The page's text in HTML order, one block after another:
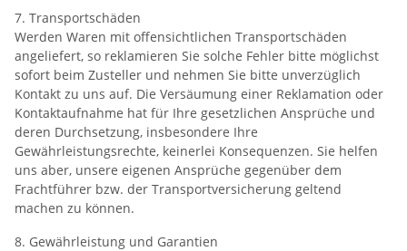
7. Transportschäden
Werden Waren mit offensichtlichen Transportschäden
angeliefert, so reklamieren Sie solche Fehler bitte möglichst
sofort beim Zusteller und nehmen Sie bitte unverzüglich
Kontakt zu uns auf. Die Versäumung einer Reklamation oder
Kontaktaufnahme hat für Ihre gesetzlichen Ansprüche und
deren Durchsetzung, insbesondere Ihre
Gewährleistungsrechte, keinerlei Konsequenzen. Sie helfen
uns aber, unsere eigenen Ansprüche gegenüber dem
Frachtführer bzw. der Transportversicherung geltend
machen zu können.
8. Gewährleistung und Garantien